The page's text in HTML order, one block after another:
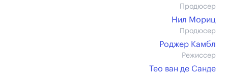
Продюсер
Нил Мориц
Продюсер
Роджер Камбл
Режиссер
Тео ван де Санде